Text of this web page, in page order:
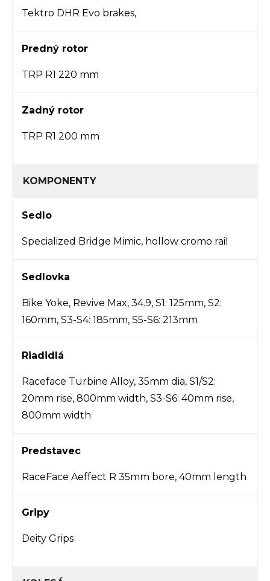
Tektro DHR Evo brakes,
Predný rotor
TRP R1 220 mm
Zadný rotor
TRP R1 200 mm
KOMPONENTY
Sedlo
Specialized Bridge Mimic, hollow cromo rail
Sedlovka
Bike Yoke, Revive Max, 34.9, S1: 125mm, S2:
160mm, S3-S4: 185mm, S5-S6: 213mm
Riadidlá
Raceface Turbine Alloy, 35mm dia, S1/S2:
20mm rise, 800mm width, S3-S6: 40mm rise,
800mm width
Predstavec
RaceFace Aeffect R 35mm bore, 40mm length
Gripy
Deity Grips